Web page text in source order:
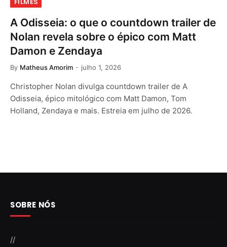
A Odisseia: o que o countdown trailer de
Nolan revela sobre o épico com Matt
Damon e Zendaya
By Matheus Amorim julho 1, 2026
Christopher Nolan divulga countdown trailer de A
Odisseia, épico mitológico com Matt Damon, Tom
Holland, Zendaya e mais. Estreia em julho de 2026.
SOBRE NÓS
//